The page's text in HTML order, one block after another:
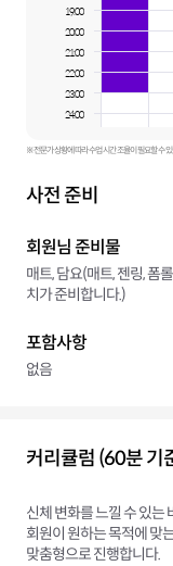
19:00
20:00
21:00
22:00
23:00
24:00
※ 전문가 상황에 따라 수업 시간 조율이 필요할 수
사전 준비
회원님 준비물
매트, 담요(매트, 젠링, 폼
치가 준비합니다.)
포함사항
없음
커리큘럼 (60분 기
신체 변화를 느낄 수 있는
회원이 원하는 목적에 맞
맞춤형으로 진행합니다.